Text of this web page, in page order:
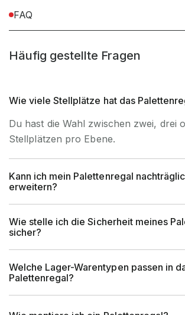
FAQ
Häufig gestellte Fragen
Wie viele Stellplätze hat das
Du hast die Wahl zwischen zwei, drei
Stellplätzen pro Ebene.
Kann ich mein Palettenregal
erweitern?
Wie stelle ich die Sicherheit meines
sicher?
Welche Lager-Warentypen passen in
Palettenregal?